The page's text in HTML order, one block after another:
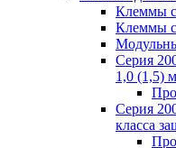
Клеммы
Клеммы с
Серия
1,0 (1,5)
Серия
класса